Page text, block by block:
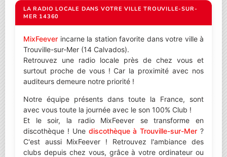
LA RADIO LOCALE DANS VOTRE VILLE TROUVILLE-SUR-
MER 14360
MixFeever incarne la station favorite dans votre ville à
Trouville-sur-Mer (14 Calvados).
Retrouvez une radio locale près de chez vous et
surtout proche de vous ! Car la proximité avec nos
auditeurs demeure notre priorité !
Notre équipe présents dans toute la France, sont
avec vous toute la journée avec le son 100% Club !
Et le soir, la radio MixFeever se transforme en
discothèque ! Une discothèque à Trouville-sur-Mer ?
C'est aussi MixFeever ! Retrouvez l'ambiance des
clubs depuis chez vous, grâce à votre ordinateur ou